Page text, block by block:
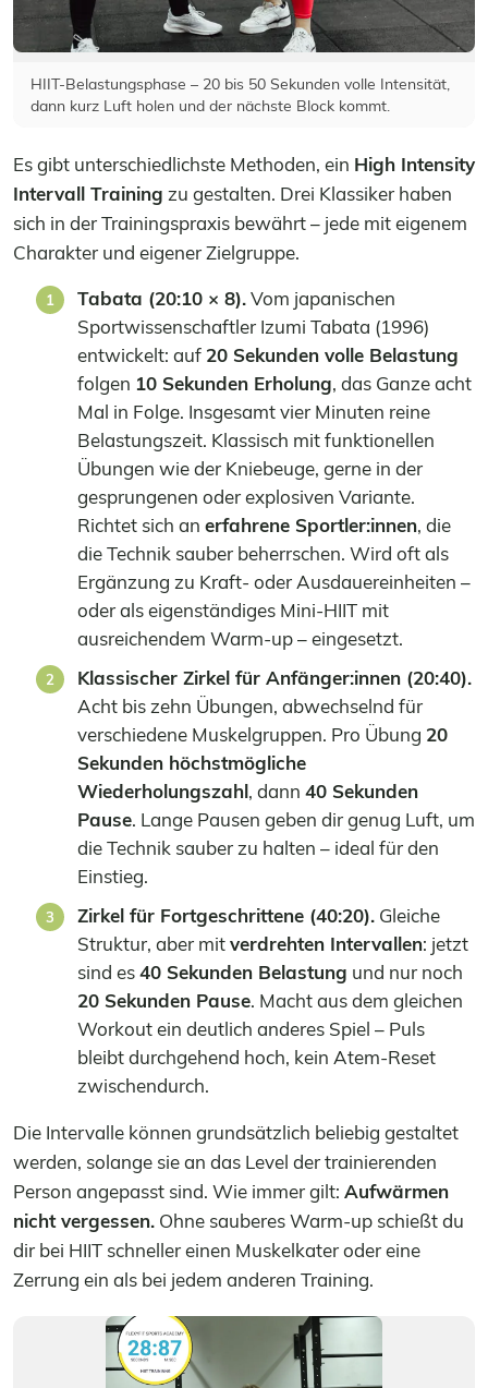
HIIT-Belastungsphase – 20 bis 50 Sekunden volle Intensität,
dann kurz Luft holen und der nächste Block kommt.
Es gibt unterschiedlichste Methoden, ein High Intensity
Intervall Training zu gestalten. Drei Klassiker haben
sich in der Trainingspraxis bewährt – jede mit eigenem
Charakter und eigener Zielgruppe.
Tabata (20:10 × 8).Vom japanischen
Sportwissenschaftler Izumi Tabata (1996)
entwickelt: auf 20 Sekunden volle Belastung
folgen 10 Sekunden Erholung, das Ganze acht
Mal in Folge. Insgesamt vier Minuten reine
Belastungszeit. Klassisch mit funktionellen
Übungen wie der Kniebeuge, gerne in der
gesprungenen oder explosiven Variante.
Richtet sich an erfahrene Sportler:innen, die
die Technik sauber beherrschen. Wird oft als
Ergänzung zu Kraft- oder Ausdauereinheiten –
oder als eigenständiges Mini-HIIT mit
ausreichendem Warm-up – eingesetzt.
Klassischer Zirkel für Anfänger:innen (20:40).
Acht bis zehn Übungen, abwechselnd für
verschiedene Muskelgruppen. Pro Übung 20
Sekunden höchstmögliche
Wiederholungszahl, dann 40 Sekunden
Pause. Lange Pausen geben dir genug Luft, um
die Technik sauber zu halten – ideal für den
Einstieg.
Zirkel für Fortgeschrittene (40:20). Gleiche
Struktur, aber mitverdrehten Intervallen: jetzt
sind es40 Sekunden Belastung und nur noch
20 Sekunden Pause. Macht aus dem gleichen
Workout ein deutlich anderes Spiel – Puls
bleibt durchgehend hoch, kein Atem-Reset
zwischendurch.
Die Intervalle können grundsätzlich beliebig gestaltet
werden, solange sie an das Level der trainierenden
Person angepasst sind. Wie immer gilt: Aufwärmen
nicht vergessen. Ohne sauberes Warm-up schießt du
dir bei HIIT schneller einen Muskelkater oder eine
Zerrung ein als bei jedem anderen Training.